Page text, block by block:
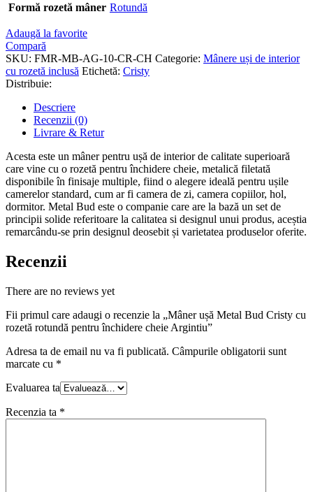
Formă rozetă mâner Rotundă
Adaugă la favorite
Compară
SKU: FMR-MB-AG-10-CR-CH Categorie: Mânere uși de interior
cu rozetă inclusă Etichetă: Cristy
Distribuie:
Descriere
Recenzii (0)
Livrare & Retur
Acesta este un mâner pentru ușă de interior de calitate superioară
care vine cu o rozetă pentru închidere cheie, metalică filetată
disponibile în finisaje multiple, fiind o alegere ideală pentru ușile
camerelor standard, cum ar fi camera de zi, camera copiilor, hol,
dormitor. Metal Bud este o companie care are la bază un set de
principii solide referitoare la calitatea si designul unui produs, aceștia
remarcându-se prin designul deosebit și varietatea produselor oferite.
Recenzii
There are no reviews yet
Fii primul care adaugi o recenzie la „Mâner ușă Metal Bud Cristy cu
rozetă rotundă pentru închidere cheie Argintiu”
Adresa ta de email nu va fi publicată. Câmpurile obligatorii sunt
marcate cu *
Evaluarea ta
Recenzia ta *